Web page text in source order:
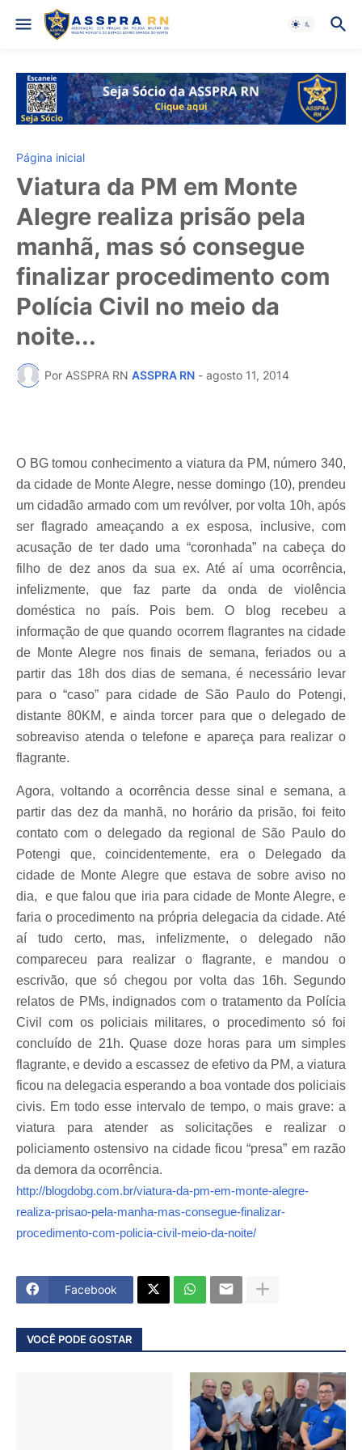
Página inicial
Viatura da PM em Monte
Alegre realiza prisão pela
manhã, mas só consegue
finalizar procedimento com
Polícia Civil no meio da
noite...
Por ASSPRA RN ASSPRA RN - agosto 11, 2014
O BG tomou conhecimento a viatura da PM, número 340,
da cidade de Monte Alegre, nesse domingo (10), prendeu
um cidadão armado com um revólver, por volta 10h, após
ser flagrado ameaçando a ex esposa, inclusive, com
acusação de ter dado uma “coronhada” na cabeça do
filho de dez anos da sua ex. Até aí uma ocorrência,
infelizmente, que faz parte da onda de violência
doméstica no país. Pois bem. O blog recebeu a
informação de que quando ocorrem flagrantes na cidade
de Monte Alegre nos finais de semana, feriados ou a
partir das 18h dos dias de semana, é necessário levar
para o “caso” para cidade de São Paulo do Potengi,
distante 80KM, e ainda torcer para que o delegado de
sobreaviso atenda o telefone e apareça para realizar o
flagrante.
Agora, voltando a ocorrência desse sinal e semana, a
partir das dez da manhã, no horário da prisão, foi feito
contato com o delegado da regional de São Paulo do
Potengi que, coincidentemente, era o Delegado da
cidade de Monte Alegre que estava de sobre aviso no
dia, e que falou que iria para cidade de Monte Alegre, e
faria o procedimento na própria delegacia da cidade. Até
aí tudo certo, mas, infelizmente, o delegado não
compareceu para realizar o flagrante, e mandou o
escrivão, que só chegou por volta das 16h. Segundo
relatos de PMs, indignados com o tratamento da Polícia
Civil com os policiais militares, o procedimento só foi
concluído de 21h. Quase doze horas para um simples
flagrante, e devido a escassez de efetivo da PM, a viatura
ficou na delegacia esperando a boa vontade dos policiais
civis. Em todo esse intervalo de tempo, o mais grave: a
viatura para atender as solicitações e realizar o
policiamento ostensivo na cidade ficou “presa” em razão
da demora da ocorrência.
http://blogdobg.com.br/viatura-da-pm-em-monte-alegre-
realiza-prisao-pela-manha-mas-consegue-finalizar-
procedimento-com-policia-civil-meio-da-noite/
Facebook
VOCÊ PODE GOSTAR